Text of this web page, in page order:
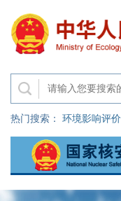
热门搜索： 环境影响评价